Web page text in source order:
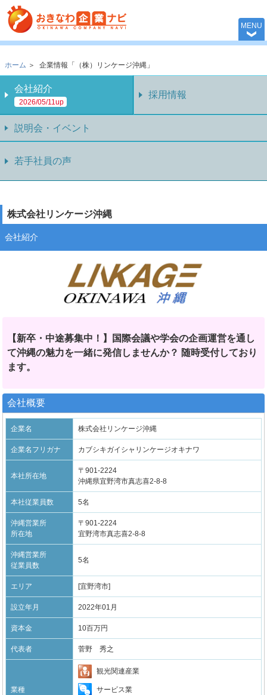
おきなわ企業
MENU
ホーム ＞ 企業情報「（株）リンケージ沖縄」
会社紹介
2026/05/11up
採用情報
説明会・イベント
若手社員の声
株式会社リンケージ沖縄
会社紹介
【新卒・中途募集中！】国際会議や学会の企画運営を通し
て沖縄の魅力を一緒に発信しませんか？ 随時受付しており
ます。
会社概要
企業名 株式会社リンケージ沖縄
企業名フリガナ カブシキガイシャリンケージオキナワ
本社所在地
〒901-2224
沖縄県宜野湾市真志喜2-8-8
本社従業員数 5名
沖縄営業所
所在地
〒901-2224
宜野湾市真志喜2-8-8
沖縄営業所
従業員数
5名
エリア [宜野湾市]
設立年月 2022年01月
資本金 10百万円
代表者 菅野 秀之
業種
観光関連産業
サービス業